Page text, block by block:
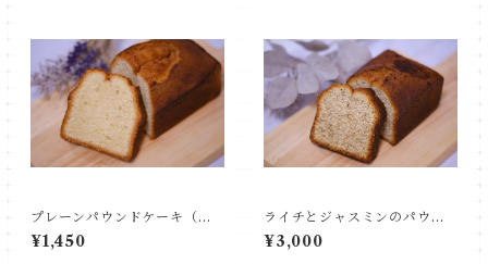
プレーンパウンドケーキ（ハ
ーフ）
¥1,450
ライチとジャスミンのパウン
ドケーキ（ホール）
¥3,000